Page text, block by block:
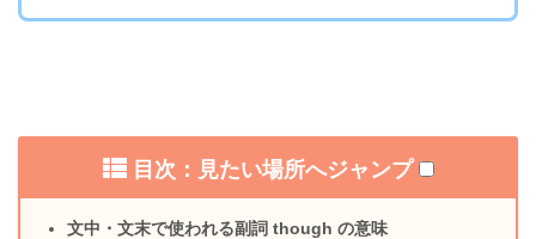
目次：見たい場所へジャンプ
文中・文末で使われる副詞 though の意味